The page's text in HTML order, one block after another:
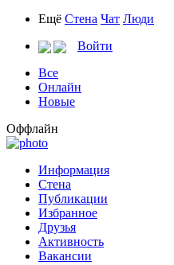
Ещё Стена Чат Люди
Войти
Все
Онлайн
Новые
Оффлайн
Информация
Стена
Публикации
Избранное
Друзья
Активность
Вакансии